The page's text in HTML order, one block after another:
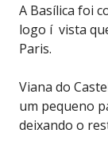
A Basílica foi
logo í vista
Paris.
Viana do
um pequeno
deixando o